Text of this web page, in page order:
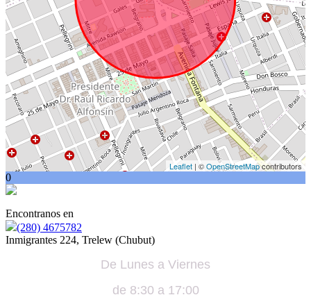
Leaflet | ©OpenStreetMapcontributors
0
Encontranos en
(280) 4675782
Inmigrantes 224, Trelew (Chubut)
De Lunes a Viernes
de 8:30 a 17:00